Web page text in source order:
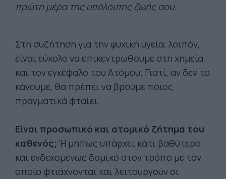
πρώτη μέρα της υπόλοιπης ζωής σου.
Στη συζήτηση για την ψυχική υγεία, λοιπόν,
είναι εύκολο να επικεντρωθούμε στη χημεία
και τον εγκέφαλο του Ατόμου. Γιατί, αν δεν το
κάνουμε, θα πρέπει να βρούμε ποιος
πραγματικά φταίει.
Είναι προσωπικό και ατομικό ζήτημα του
καθενός; Ή μήπως υπάρχει κάτι βαθύτερο
και ενδεχομένως δομικό στον τρόπο με τον
οποίο φτιάχνονται και λειτουργούν οι